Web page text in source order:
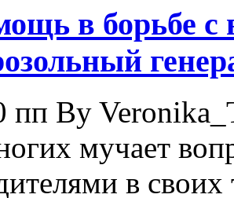
в борьбе с
пп By
мучает
в своих